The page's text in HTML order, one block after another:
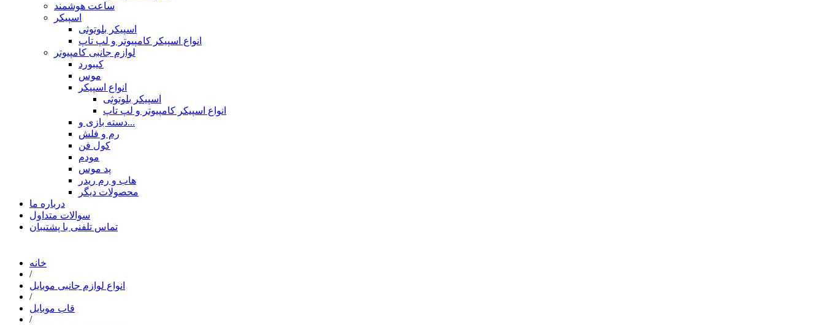
ساعت هوشمند
اسپیکر
اسپیکر بلوتوثی
انواع اسپیکر کامپیوتر و لپ تاپ
لوازم جانبی کامپیوتر
کیبورد
موس
انواع اسپیکر
اسپیکر بلوتوثی
انواع اسپیکر کامپیوتر و لپ تاپ
دسته بازی و...
رم و فلش
کول فن
مودم
پد موس
هاب و رم ریدر
محصولات دیگر
درباره ما
سوالات متداول
تماس تلفنی با پشتیبان
خانه
/
انواع لوازم جانبی موبایل
/
قاب موبایل
/